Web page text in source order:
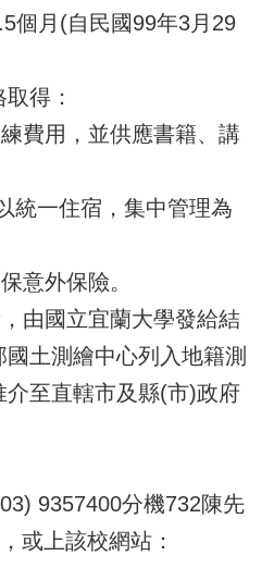
個月(自民國99年3月29
得：
費用，並供應書籍、講
統一住宿，集中管理為
意外保險。
由國立宜蘭大學發給結
土測繪中心列入地籍測
至直轄市及縣(市)政府
9357400分機732陳先
或上該校網站：